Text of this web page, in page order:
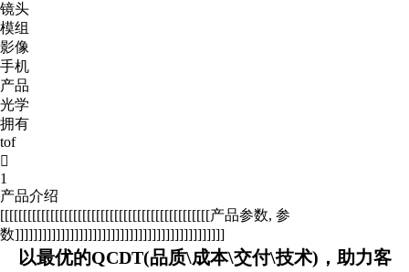
镜头
模组
影像
手机
产品
光学
拥有
tof

1
产品介绍
[[[[[[[[[[[[[[[[[[[[[[[[[[[[[[[[[[[[[[[[[[[[[[产品参数, 参
数]]]]]]]]]]]]]]]]]]]]]]]]]]]]]]]]]]]]]]]]]]]]]]
以最优的QCDT(品质\成本\交付\技术)，助力客